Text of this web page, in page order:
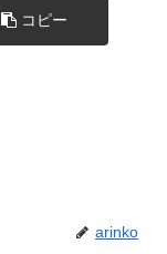
コピー
arinko